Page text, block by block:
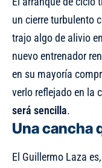
un cierre turbulento
trajo algo de alivio
nuevo entrenador
en su mayoría
verlo reflejado en la
será sencilla.
Una cancha
El Guillermo Laza